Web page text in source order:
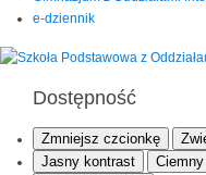
e-dziennik
Dostępność
Zmniejsz czcionkę
Jasny kontrast